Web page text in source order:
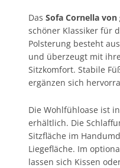
Das Sofa Cornella
schöner Klassiker für
Polsterung besteht
und überzeugt mit
Sitzkomfort. Stabile
ergänzen sich
Die Wohlfühloase ist
erhältlich. Die
Sitzfläche im
Liegefläche. Im
lassen sich Kissen